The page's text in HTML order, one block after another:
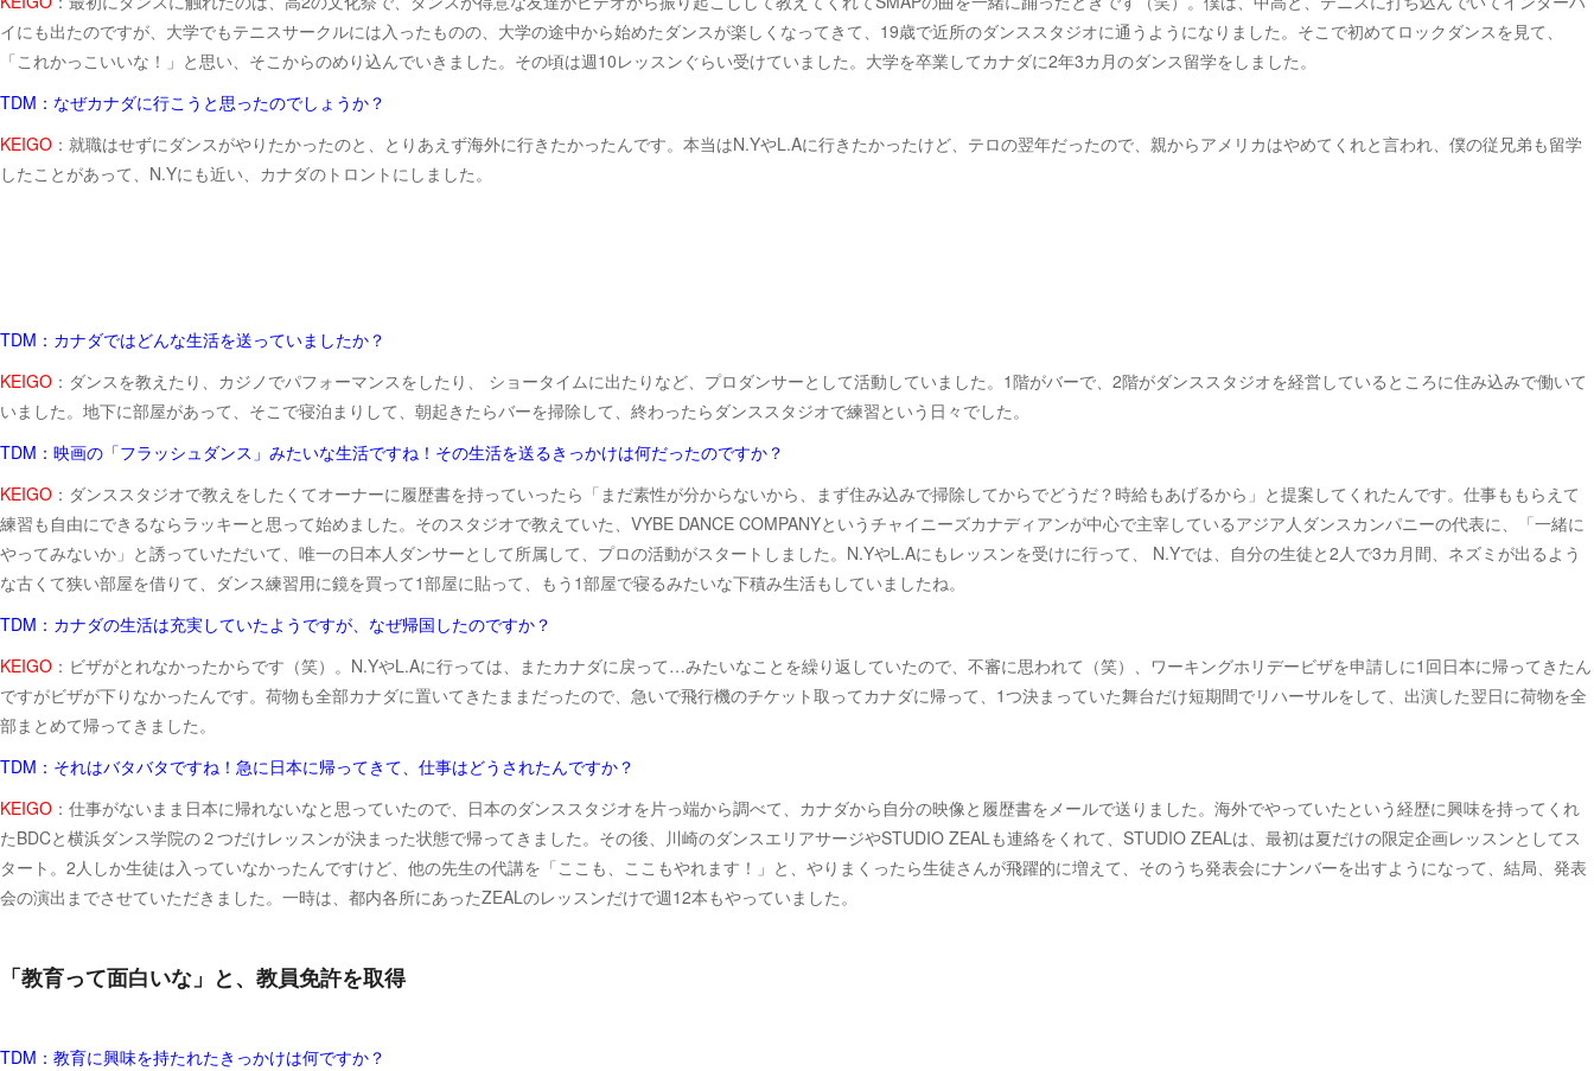
イにも出たのですが、大学でもテニスサークルには入ったものの、大学の途中から始めたダンスが楽しくなってきて、19歳で近所のダンススタジオに通うようになりました。そこで初めてロックダンスを見て、
「これかっこいいな！」と思い、そこからのめり込んでいきました。その頃は週10レッスンぐらい受けていました。大学を卒業してカナダに2年3カ月のダンス留学をしました。
TDM：なぜカナダに行こうと思ったのでしょうか？
KEIGO ：就職はせずにダンスがやりたかったのと、とりあえず海外に行きたかったんです。本当はN.YやL.Aに行きたかったけど、テロの翌年だったので、親からアメリカはやめてくれと言われ、僕の従兄弟も留学
したことがあって、N.Yにも近い、カナダのトロントにしました。
TDM：カナダではどんな生活を送っていましたか？
KEIGO ：ダンスを教えたり、カジノでパフォーマンスをしたり、 ショータイムに出たりなど、プロダンサーとして活動していました。1階がバーで、2階がダンススタジオを経営しているところに住み込みで働いて
いました。地下に部屋があって、そこで寝泊まりして、朝起きたらバーを掃除して、終わったらダンススタジオで練習という日々でした。
TDM：映画の「フラッシュダンス」みたいな生活ですね！その生活を送るきっかけは何だったのですか？
KEIGO ：ダンススタジオで教えをしたくてオーナーに履歴書を持っていったら「まだ素性が分からないから、まず住み込みで掃除してからでどうだ？時給もあげるから」と提案してくれたんです。仕事ももらえて
練習も自由にできるならラッキーと思って始めました。そのスタジオで教えていた、VYBE DANCE COMPANYというチャイニーズカナディアンが中心で主宰しているアジア人ダンスカンパニーの代表に、「一緒に
やってみないか」と誘っていただいて、唯一の日本人ダンサーとして所属して、プロの活動がスタートしました。N.YやL.Aにもレッスンを受けに行って、 N.Yでは、自分の生徒と2人で3カ月間、ネズミが出るよう
な古くて狭い部屋を借りて、ダンス練習用に鏡を買って1部屋に貼って、もう1部屋で寝るみたいな下積み生活もしていましたね。
TDM：カナダの生活は充実していたようですが、なぜ帰国したのですか？
KEIGO ：ビザがとれなかったからです（笑）。N.YやL.Aに行っては、またカナダに戻って…みたいなことを繰り返していたので、不審に思われて（笑）、ワーキングホリデービザを申請しに1回日本に帰ってきたん
ですがビザが下りなかったんです。荷物も全部カナダに置いてきたままだったので、急いで飛行機のチケット取ってカナダに帰って、1つ決まっていた舞台だけ短期間でリハーサルをして、出演した翌日に荷物を全
部まとめて帰ってきました。
TDM：それはバタバタですね！急に日本に帰ってきて、仕事はどうされたんですか？
KEIGO ：仕事がないまま日本に帰れないなと思っていたので、日本のダンススタジオを片っ端から調べて、カナダから自分の映像と履歴書をメールで送りました。海外でやっていたという経歴に興味を持ってくれ
たBDCと横浜ダンス学院の２つだけレッスンが決まった状態で帰ってきました。その後、川崎のダンスエリアサージやSTUDIO ZEALも連絡をくれて、STUDIO ZEALは、最初は夏だけの限定企画レッスンとしてス
タート。2人しか生徒は入っていなかったんですけど、他の先生の代講を「ここも、ここもやれます！」と、やりまくったら生徒さんが飛躍的に増えて、そのうち発表会にナンバーを出すようになって、結局、発表
会の演出までさせていただきました。一時は、都内各所にあったZEALのレッスンだけで週12本もやっていました。
「教育って面白いな」と、教員免許を取得
TDM：教育に興味を持たれたきっかけは何ですか？